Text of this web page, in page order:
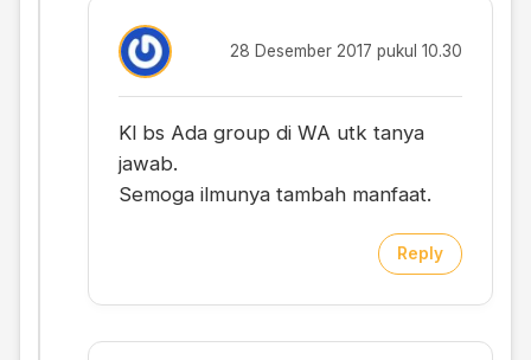
28 Desember 2017 pukul 10.30
Kl bs Ada group di WA utk tanya
jawab.
Semoga ilmunya tambah manfaat.
Reply